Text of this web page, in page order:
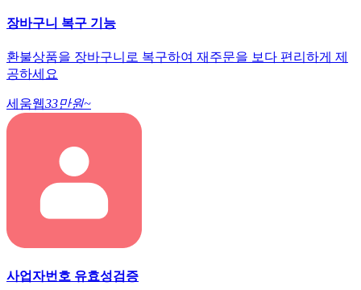
장바구니 복구 기능
환불상품을 장바구니로 복구하여 재주문을 보다 편리하게 제
공하세요
세움웹33만원~
사업자번호 유효성검증